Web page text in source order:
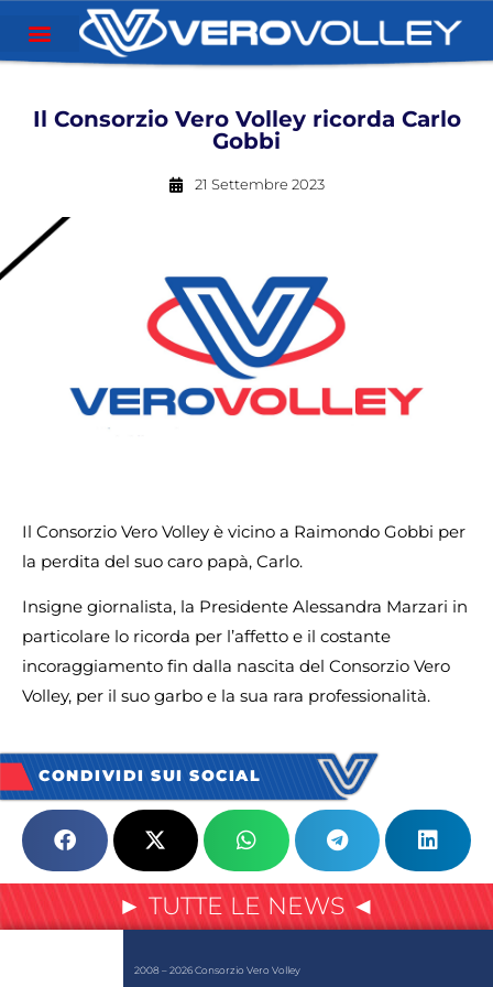
Il Consorzio Vero Volley ricorda Carlo
Gobbi
21 Settembre 2023
Il Consorzio Vero Volley è vicino a Raimondo Gobbi per
la perdita del suo caro papà, Carlo.
Insigne giornalista, la Presidente Alessandra Marzari in
particolare lo ricorda per l’affetto e il costante
incoraggiamento fin dalla nascita del Consorzio Vero
Volley, per il suo garbo e la sua rara professionalità.
CONDIVIDI SUI SOCIAL
► TUTTE LE NEWS ◄
2008 – 2026 Consorzio Vero Volley